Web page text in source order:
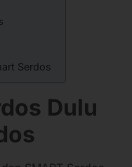
Serdos
Dulu